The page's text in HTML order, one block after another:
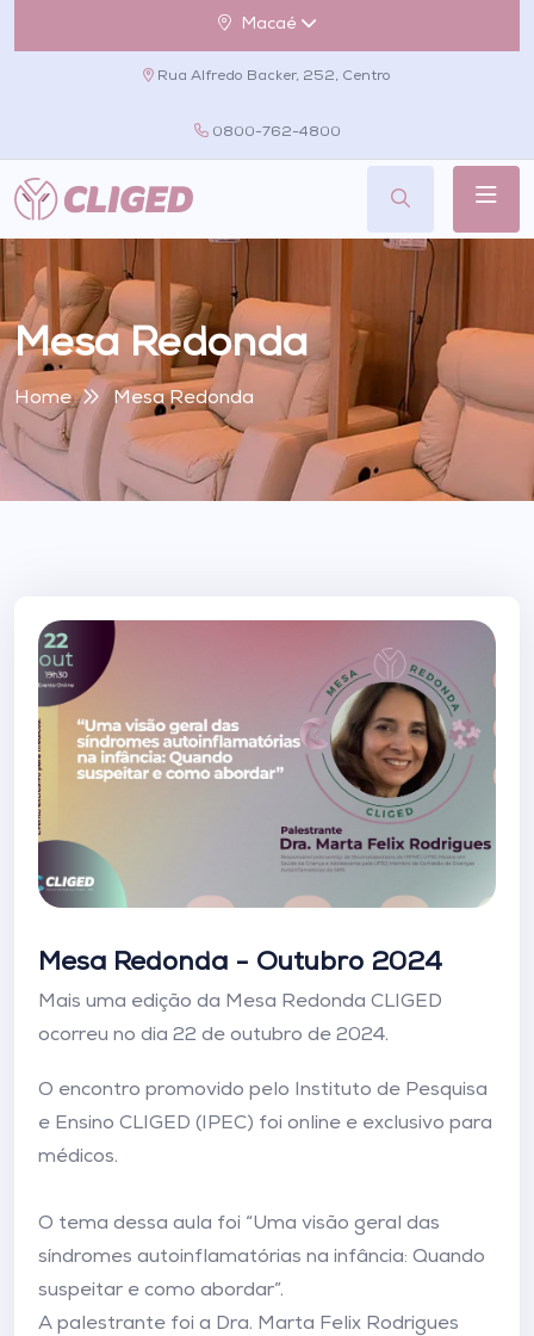
Macaé
Rua Alfredo Backer, 252, Centro
0800-762-4800
Mesa Redonda
Home Mesa Redonda
Mesa Redonda - Outubro 2024
Mais uma edição da Mesa Redonda CLIGED
ocorreu no dia 22 de outubro de 2024.
O encontro promovido pelo Instituto de Pesquisa
e Ensino CLIGED (IPEC) foi online e exclusivo para
médicos.
O tema dessa aula foi “Uma visão geral das
síndromes autoinflamatórias na infância: Quando
suspeitar e como abordar”.
A palestrante foi a Dra. Marta Felix Rodrigues